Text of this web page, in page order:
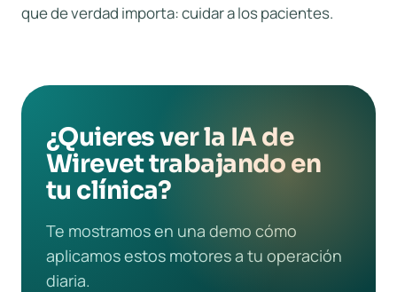
que de verdad importa: cuidar a los pacientes.
¿Quieres ver la IA de
Wirevet trabajando en
tu clínica?
Te mostramos en una demo cómo
aplicamos estos motores a tu operación
diaria.